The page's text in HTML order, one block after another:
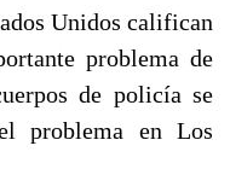
Unidos califican
problema de
de policía se
problema en Los